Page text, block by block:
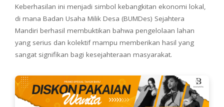
Keberhasilan ini menjadi simbol kebangkitan ekonomi lokal,
di mana Badan Usaha Milik Desa (BUMDes) Sejahtera
Mandiri berhasil membuktikan bahwa pengelolaan lahan
yang serius dan kolektif mampu memberikan hasil yang
sangat signifikan bagi kesejahteraan masyarakat.